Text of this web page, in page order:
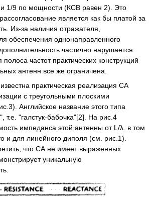
1/9 по мощности (КСВ равен 2). Это
является как бы платой за
Из-за наличия отражателя,
обеспечения однонаправленного
частично нарушается.
частот практических конструкций
антенн все же ограничена.
практическая реализация СА
с треугольными плоскими
Английское название этого типа
т.е. "галстук-бабочка"[2]. На рис.4
импеданса этой антенны от L/λ. в том
и для линейного диполя (см. рис.1).
что СА не имеет выраженных
уникальную